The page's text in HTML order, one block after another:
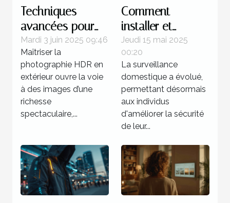
Techniques
avancées pour
maîtriser la
photographie
HDR en extérieur
Mardi 3 juin 2025 09:46
Maîtriser la
photographie HDR en
extérieur ouvre la voie
à des images d’une
richesse
spectaculaire,...
Comment
installer et
configurer une
caméra discrète
chez soi
Jeudi 15 mai 2025
00:20
La surveillance
domestique a évolué,
permettant désormais
aux individus
d'améliorer la sécurité
de leur...